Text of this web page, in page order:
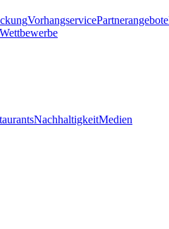
VorhangservicePartnerangebote
Wettbewerbe
NachhaltigkeitMedien